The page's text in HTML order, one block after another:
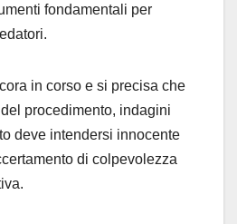
fondamentali per
in corso e si precisa che
procedimento, indagini
deve intendersi innocente
di colpevolezza